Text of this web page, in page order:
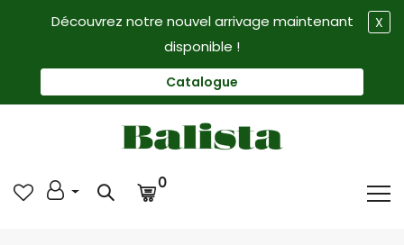
Découvrez notre nouvel arrivage maintenant
disponible !
Catalogue
X
0